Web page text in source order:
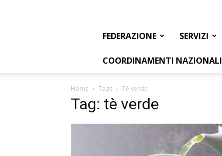
FEDERAZIONE SERVIZI
COORDINAMENTI NAZIONALI
Home Tags Tè verde
Tag: tè verde